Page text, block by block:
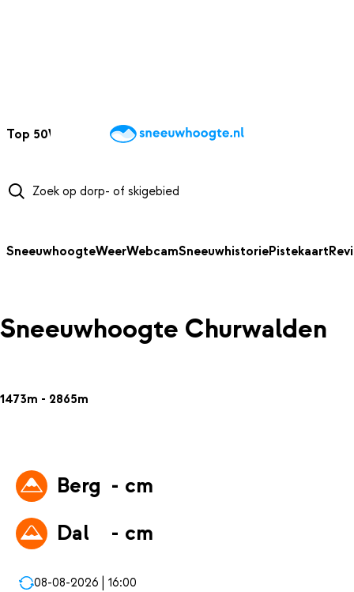
Top 50Webcams WintersportweerKaarten
SneeuwhoogteWeerWebcamSneeuwhistoriePistekaart
Sneeuwhoogte Churwalden
1473m - 2865m
Berg - cm
Dal
- cm
08-08-2026 | 16:00